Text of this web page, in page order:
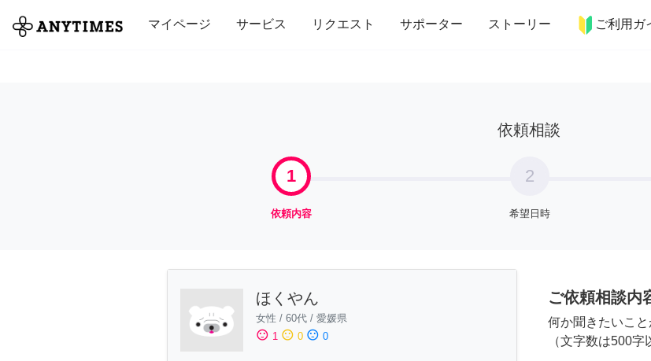
マイページ サービス リクエスト サポーター ストーリー ご利用ガ
全て 修理・組立 家事 引っ越し インテリア 趣味・習い事 ペット 料理
依頼相談
1
依頼内容
2
希望日時
ほくやん
女性 / 60代 / 愛媛県
sentiment_satisfied 1 sentiment_neutral 0 sentiment_dissatisfied 0
ご依頼相談内
何か聞きたいこ
（文字数は500字